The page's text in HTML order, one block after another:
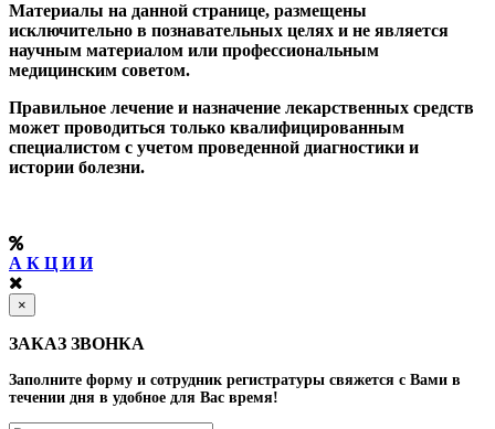
Материалы на данной странице, размещены
исключительно в познавательных целях и не является
научным материалом или профессиональным
медицинским советом.
Правильное лечение и назначение лекарственных средств
может проводиться только квалифицированным
специалистом с учетом проведенной диагностики и
истории болезни.
А К Ц И И
×
ЗАКАЗ ЗВОНКА
Заполните форму и сотрудник регистратуры свяжется с Вами в
течении дня в удобное для Вас время!